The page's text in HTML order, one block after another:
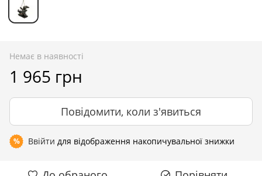
Немає в наявності
1 965 грн
Повідомити, коли з'явиться
% Ввійти для відображення накопичувальної знижки